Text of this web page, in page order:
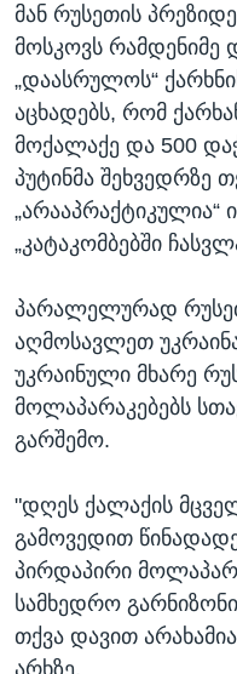
მან რუსეთის
მოსკოვს
„დაასრულოს“
აცხადებს, რომ
მოქალაქე და 500
პუტინმა შეხვედრზე
„კატაკომბებში
პარალელურად
აღმოსავლეთ
უკრაინული მხარე
მოლაპარაკებებს
გარშემო.
"დღეს ქალაქის
გამოვედით
პირდაპირი
სამხედრო
თქვა დავით
არხზე.